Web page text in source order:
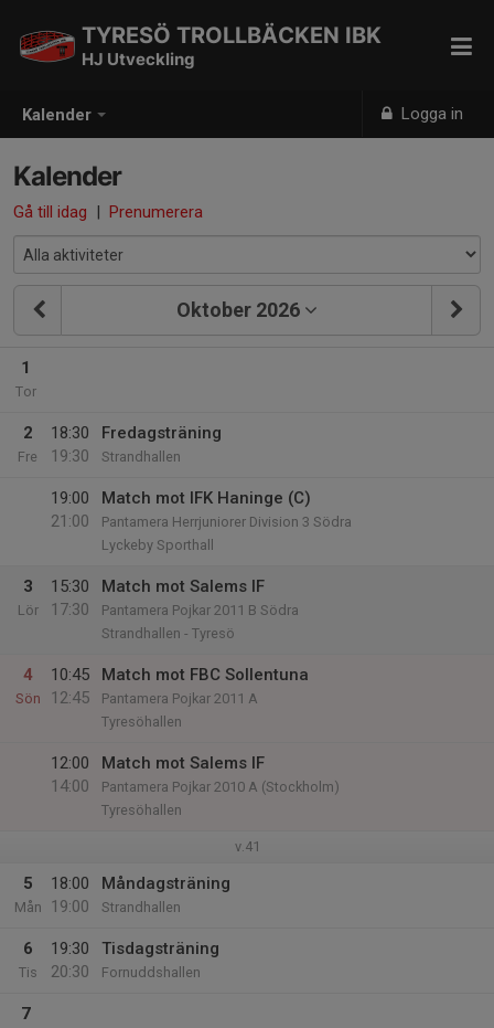
Kalender Logga in
TYRESÖ TROLLBÄCKEN IBK
HJ Utveckling
Kalender
Gå till idag | Prenumerera
Oktober 2026
1
Tor
2
Fre
18:30
19:30
Fredagsträning
Strandhallen
19:00
21:00
Match mot IFK Haninge (C)
Pantamera Herrjuniorer Division 3 Södra
Lyckeby Sporthall
3
Lör
15:30
17:30
Match mot Salems IF
Pantamera Pojkar 2011 B Södra
Strandhallen - Tyresö
4
Sön
10:45
12:45
Match mot FBC Sollentuna
Pantamera Pojkar 2011 A
Tyresöhallen
12:00
14:00
Match mot Salems IF
Pantamera Pojkar 2010 A (Stockholm)
Tyresöhallen
v.41
5
Mån
18:00
19:00
Måndagsträning
Strandhallen
6
Tis
19:30
20:30
Tisdagsträning
Fornuddshallen
7